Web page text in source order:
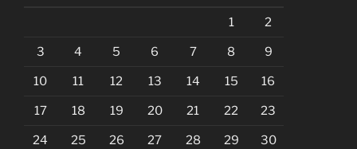
1 2
3 4 5 6 7 8 9
10 11 12 13 14 15 16
17 18 19 20 21 22 23
24 25 26 27 28 29 30